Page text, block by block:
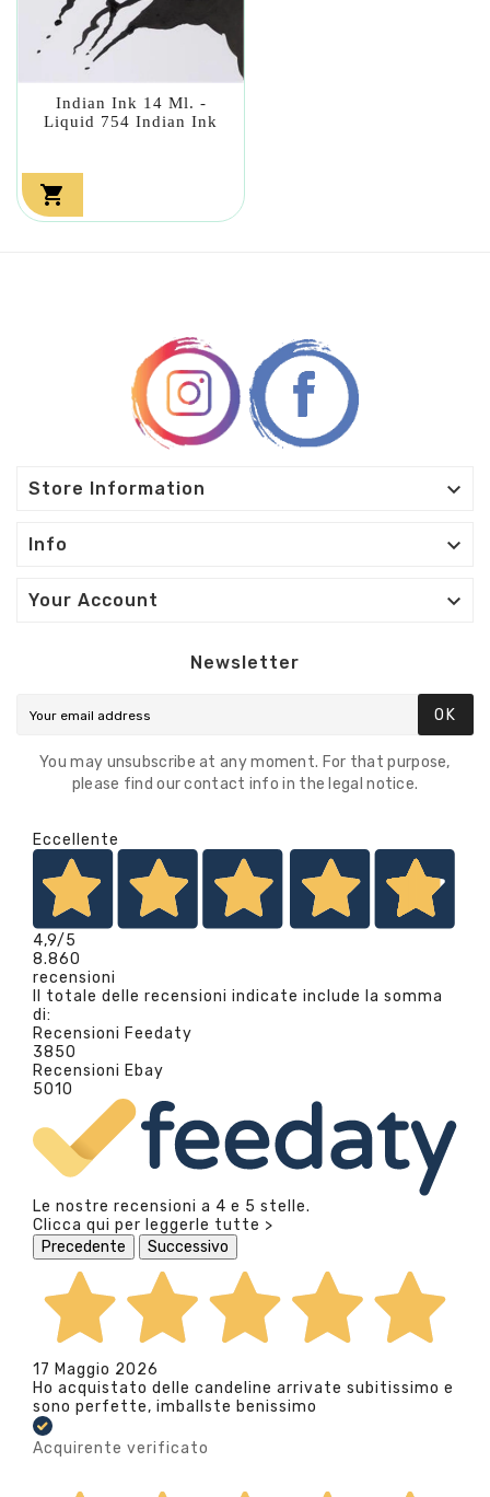
Indian Ink 14 Ml. -
Liquid 754 Indian Ink

Store Information 
Info 
Your Account 
Newsletter
OK
You may unsubscribe at any moment. For that purpose,
please find our contact info in the legal notice.
Eccellente
4,9/5
8.860
recensioni
Il totale delle recensioni indicate include la somma
di:
Recensioni Feedaty
3850
Recensioni Ebay
5010
Le nostre recensioni a 4 e 5 stelle.
Clicca qui per leggerle tutte >
Precedente
Successivo
17 Maggio 2026
Ho acquistato delle candeline arrivate subitissimo e
sono perfette, imballste benissimo
Acquirente verificato